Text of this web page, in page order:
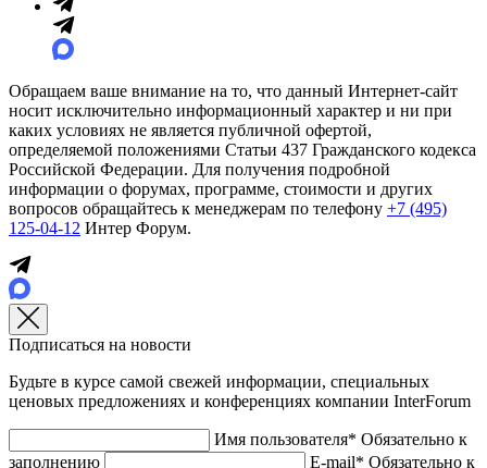
Обращаем ваше внимание на то, что данный Интернет-сайт
носит исключительно информационный характер и ни при
каких условиях не является публичной офертой,
определяемой положениями Статьи 437 Гражданского кодекса
Российской Федерации. Для получения подробной
информации о форумах, программе, стоимости и других
вопросов обращайтесь к менеджерам по телефону +7 (495)
125-04-12 Интер Форум.
Подписаться на новости
Будьте в курсе самой свежей информации, специальных
ценовых предложениях и конференциях компании InterForum
Имя пользователя* Обязательно к
заполнению
E-mail* Обязательно к